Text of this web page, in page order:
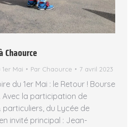
Chaource
Mai Par Chaource 7 avril 2023
du 1er Mai : le Retour ! Bourse
Avec la participation de
particuliers, du Lycée de
invité principal : Jean-